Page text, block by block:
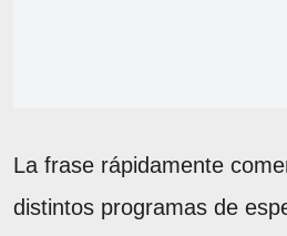
La frase rápidamente
distintos programas de